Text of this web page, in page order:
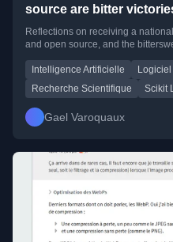
source are bitter
Reflections on receiving a
and open source, and the
Intelligence Artificielle
Recherche Scientifique
Scikit
Gael Varoquaux